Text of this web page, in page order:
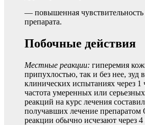
— повышенная
препарата.
Побочные действия
Местные реакции: гиперемия
припухлостью, так и без нее, зуд
клинических испытаниях через 1
частота умеренных или
реакций на курс лечения
получавших лечение
реакции обычно исчезают через